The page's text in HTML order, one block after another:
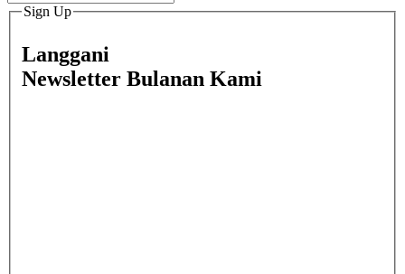
Sign Up
Langgani
Newsletter Bulanan Kami